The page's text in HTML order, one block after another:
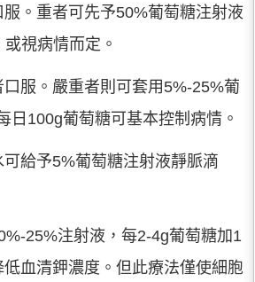
服。重者可先予50%葡萄糖注射液
視病情而定。
服。嚴重者則可套用5%-25%葡
日100g葡萄糖可基本控制病情。
給予5%葡萄糖注射液靜脈滴
25%注射液，每2-4g葡萄糖加1
血清鉀濃度。但此療法僅使細胞